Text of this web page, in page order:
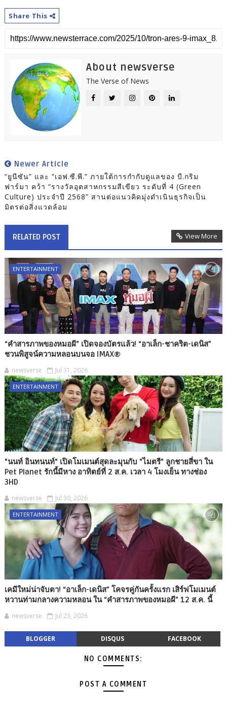
Share This
About newsverse
The Verse of News
Newer Article
“ยูนีซัน” และ “เอฟ.ซี.พี.” ภายใต้การกำกับดูแลของ บี.กริม
ฟาร์มา คว้า “รางวัลอุตสาหกรรมสีเขียว ระดับที่ 4 (Green
Culture) ประจำปี 2568” สานต่อแนวคิดมุ่งดำเนินธุรกิจเป็น
มิตรต่อสิ่งแวดล้อม
RELATED POST View More
ENTERTAINMENT
“คำสารภาพของหมอผี” เปิดจองบัตรแล้ว! “อาเล็ก-ชาคริต-เดนิส”
ชวนพิสูจน์ความหลอนบนจอ IMAX®
newsverse Jul 31, 2026
ENTERTAINMENT
"นนท์ อินทนนท์" เปิดโมเมนต์สุดละมุนกับ "ไมตรี" ลูกชายสี่ขา ใน
Pet Planet รักนี้มีหาง อาทิตย์ที่ 2 ส.ค. เวลา 4 โมงเย็น ทางช่อง
3HD
newsverse Jul 30, 2026
ENTERTAINMENT
เคมีใหม่น่าจับตา! “อาเล็ก-เดนิส” โคจรคู่กันครั้งแรก เสิร์ฟโมเมนต์
หวานท่ามกลางความหลอน ใน “คำสารภาพของหมอผี” 12 ส.ค. นี้
newsverse Jul 23, 2026
BLOGGER DISQUS FACEBOOK
NO COMMENTS:
POST A COMMENT